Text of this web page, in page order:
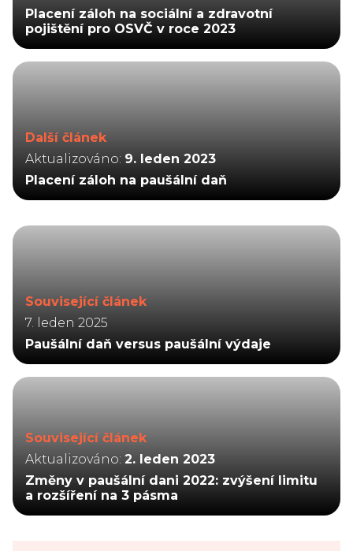
Placení záloh na sociální a zdravotní
pojištění pro OSVČ v roce 2023
Další článek
Aktualizováno: 9. leden 2023
Placení záloh na paušální daň
Související článek
7. leden 2025
Paušální daň versus paušální výdaje
Související článek
Aktualizováno: 2. leden 2023
Změny v paušální dani 2022: zvýšení limitu
a rozšíření na 3 pásma